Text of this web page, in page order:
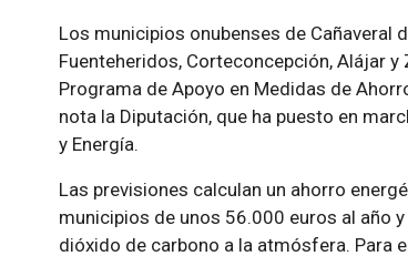
Los municipios onubenses de Cañaveral
Fuenteheridos, Corteconcepción, Alájar
Programa de Apoyo en Medidas de
nota la Diputación, que ha puesto en
y Energía.
Las previsiones calculan un ahorro
municipios de unos 56.000 euros al año
dióxido de carbono a la atmósfera. Para